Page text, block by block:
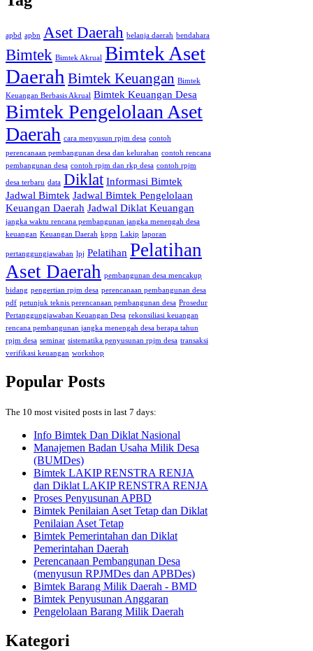
apbd apbn Aset Daerah belanja daerah bendahara
Bimtek Bimtek Akrual Bimtek Aset
Daerah Bimtek Keuangan Bimtek
Keuangan Berbasis Akrual Bimtek Keuangan Desa
Bimtek Pengelolaan Aset
Daerah cara menyusun rpjm desa contoh
perencanaan pembangunan desa dan kelurahan contoh rencana
pembangunan desa contoh rpjm dan rkp desa contoh rpjm
desa terbaru data Diklat Informasi Bimtek
Jadwal Bimtek Jadwal Bimtek Pengelolaan
Keuangan Daerah Jadwal Diklat Keuangan
jangka waktu rencana pembangunan jangka menengah desa
keuangan Keuangan Daerah kppn Lakip laporan
pertanggungjawaban lpj Pelatihan Pelatihan
Aset Daerah pembangunan desa mencakup
bidang pengertian rpjm desa perencanaan pembangunan desa
pdf petunjuk teknis perencanaan pembangunan desa Prosedur
Pertanggungjawaban Keuangan Desa rekonsiliasi keuangan
rencana pembangunan jangka menengah desa berapa tahun
rpjm desa seminar sistematika penyusunan rpjm desa transaksi
verifikasi keuangan workshop
Popular Posts
The 10 most visited posts in last 7 days:
Info Bimtek Dan Diklat Nasional
Manajemen Badan Usaha Milik Desa
(BUMDes)
Bimtek LAKIP RENSTRA RENJA
dan Diklat LAKIP RENSTRA RENJA
Proses Penyusunan APBD
Bimtek Penilaian Aset Tetap dan Diklat
Penilaian Aset Tetap
Bimtek Pemerintahan dan Diklat
Pemerintahan Daerah
Perencanaan Pembangunan Desa
(menyusun RPJMDes dan APBDes)
Bimtek Barang Milik Daerah - BMD
Bimtek Penyusunan Anggaran
Pengelolaan Barang Milik Daerah
Kategori